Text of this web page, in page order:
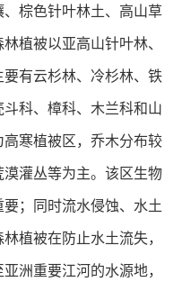
棕色针叶林土、高山草
植被以亚高山针叶林、
有云杉林、冷杉林、铁
科、樟科、木兰科和山
寒植被区，乔木分布较
灌丛等为主。该区生物
；同时流水侵蚀、水土
植被在防止水土流失，
洲重要江河的水源地，